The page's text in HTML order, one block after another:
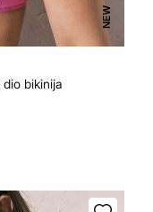
NEW
bikinija